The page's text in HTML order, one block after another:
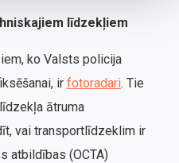
līdzekļiem
ko Valsts policija
ir fotoradari. Tie
ātruma
vai transportlīdzeklim ir
atbildības (OCTA)